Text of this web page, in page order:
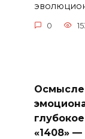
0
«1408»